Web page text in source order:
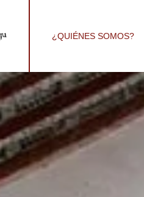
¿QUIÉNES SOMOS?